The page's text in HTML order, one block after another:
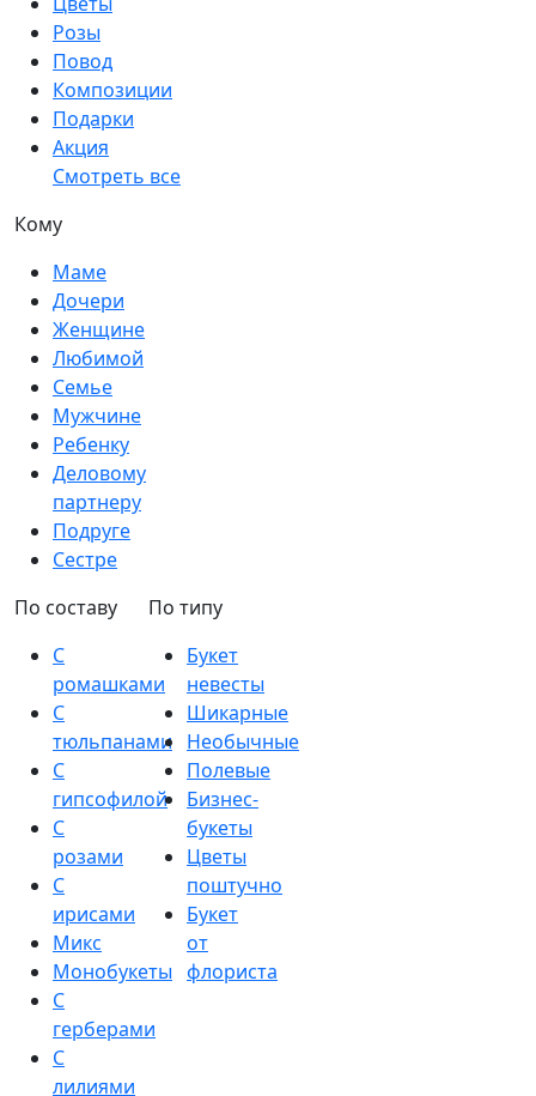
Розы
Повод
Композиции
Подарки
Акция
Смотреть все
Кому
Маме
Дочери
Женщине
Любимой
Семье
Мужчине
Ребенку
Деловому
партнеру
Подруге
Сестре
По составу
С
ромашками
С
тюльпанами
С
гипсофилой
С
розами
С
ирисами
Микс
Монобукеты
С
герберами
С
лилиями
По типу
Букет
невесты
Шикарные
Необычные
Полевые
Бизнес-
букеты
Цветы
поштучно
Букет
от
флориста